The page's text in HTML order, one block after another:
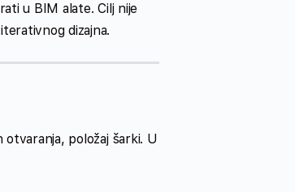
u BIM alate. Cilj nije
dizajna.
otvaranja, položaj šarki. U